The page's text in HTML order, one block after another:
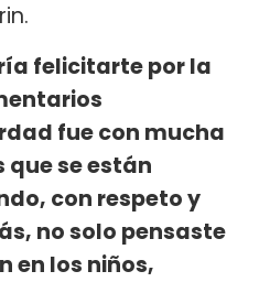
felicitarte por la
fue con mucha
se están
con respeto y
no solo pensaste
en los niños,